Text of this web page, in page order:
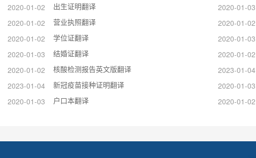
2020-01-02 出生证明翻译
2020-01-03
2020-01-02 营业执照翻译
2020-01-02
2020-01-02 学位证翻译
2020-01-03
2020-01-03 结婚证翻译
2020-01-02
2020-01-02 核酸检测报告英文版翻译
2023-01-04
2023-01-04 新冠疫苗接种证明翻译
2020-01-03
2020-01-03 户口本翻译 2020-01-02